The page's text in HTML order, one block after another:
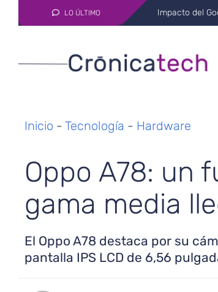
LO ÚLTIMO AI in Medicine:
Inicio - Tecnología - Hardware
Oppo A78: un
gama media
El Oppo A78 destaca por su
pantalla IPS LCD de 6,56